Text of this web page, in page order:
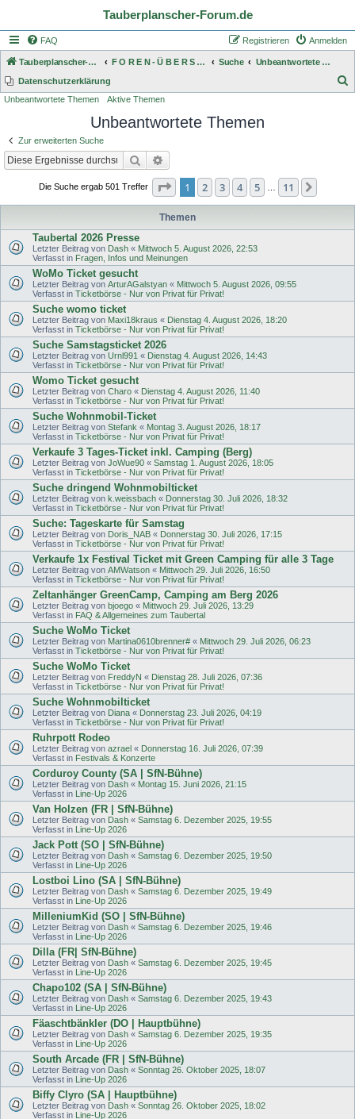
Tauberplanscher-Forum.de
FAQ Anmelden
Registrieren
Tauberplanscher-Forum.de F O R E N - Ü B E R S I C H T Suche
Unbeantwortete Themen
Datenschutzerklärung
Unbeantwortete Themen Aktive Themen
Unbeantwortete Themen
Zur erweiterten Suche
Suche
Die Suche ergab 501 Treffer Seite 1von 11
1 2 3 4 5 11
Themen
Taubertal 2026 Presse
Letzter Beitrag von Dash « Mittwoch 5. August 2026, 22:53
Verfasst in Fragen, Infos und Meinungen
WoMo Ticket gesucht
Letzter Beitrag von ArturAGalstyan « Mittwoch 5. August 2026, 09:55
Verfasst in Ticketbörse - Nur von Privat für Privat!
Suche womo ticket
Letzter Beitrag von Maxi18kraus « Dienstag 4. August 2026, 18:20
Verfasst in Ticketbörse - Nur von Privat für Privat!
Suche Samstagsticket 2026
Letzter Beitrag von Urnl991 « Dienstag 4. August 2026, 14:43
Verfasst in Ticketbörse - Nur von Privat für Privat!
Womo Ticket gesucht
Letzter Beitrag von Charo « Dienstag 4. August 2026, 11:40
Verfasst in Ticketbörse - Nur von Privat für Privat!
Suche Wohnmobil-Ticket
Letzter Beitrag von Stefank « Montag 3. August 2026, 18:17
Verfasst in Ticketbörse - Nur von Privat für Privat!
Verkaufe 3 Tages-Ticket inkl. Camping (Berg)
Letzter Beitrag von JoWue90 « Samstag 1. August 2026, 18:05
Verfasst in Ticketbörse - Nur von Privat für Privat!
Suche dringend Wohnmobilticket
Letzter Beitrag von k.weissbach « Donnerstag 30. Juli 2026, 18:32
Verfasst in Ticketbörse - Nur von Privat für Privat!
Suche: Tageskarte für Samstag
Letzter Beitrag von Doris_NAB « Donnerstag 30. Juli 2026, 17:15
Verfasst in Ticketbörse - Nur von Privat für Privat!
Verkaufe 1x Festival Ticket mit Green Camping für alle 3 Tage
Letzter Beitrag von AMWatson « Mittwoch 29. Juli 2026, 16:50
Verfasst in Ticketbörse - Nur von Privat für Privat!
Zeltanhänger GreenCamp, Camping am Berg 2026
Letzter Beitrag von bjoego « Mittwoch 29. Juli 2026, 13:29
Verfasst in FAQ & Allgemeines zum Taubertal
Suche WoMo Ticket
Letzter Beitrag von Martina0610brenner# « Mittwoch 29. Juli 2026, 06:23
Verfasst in Ticketbörse - Nur von Privat für Privat!
Suche WoMo Ticket
Letzter Beitrag von FreddyN « Dienstag 28. Juli 2026, 07:36
Verfasst in Ticketbörse - Nur von Privat für Privat!
Suche Wohnmobilticket
Letzter Beitrag von Diana « Donnerstag 23. Juli 2026, 04:19
Verfasst in Ticketbörse - Nur von Privat für Privat!
Ruhrpott Rodeo
Letzter Beitrag von azrael « Donnerstag 16. Juli 2026, 07:39
Verfasst in Festivals & Konzerte
Corduroy County (SA | SfN-Bühne)
Letzter Beitrag von Dash « Montag 15. Juni 2026, 21:15
Verfasst in Line-Up 2026
Van Holzen (FR | SfN-Bühne)
Letzter Beitrag von Dash « Samstag 6. Dezember 2025, 19:55
Verfasst in Line-Up 2026
Jack Pott (SO | SfN-Bühne)
Letzter Beitrag von Dash « Samstag 6. Dezember 2025, 19:50
Verfasst in Line-Up 2026
Lostboi Lino (SA | SfN-Bühne)
Letzter Beitrag von Dash « Samstag 6. Dezember 2025, 19:49
Verfasst in Line-Up 2026
MilleniumKid (SO | SfN-Bühne)
Letzter Beitrag von Dash « Samstag 6. Dezember 2025, 19:46
Verfasst in Line-Up 2026
Dilla (FR| SfN-Bühne)
Letzter Beitrag von Dash « Samstag 6. Dezember 2025, 19:45
Verfasst in Line-Up 2026
Chapo102 (SA | SfN-Bühne)
Letzter Beitrag von Dash « Samstag 6. Dezember 2025, 19:43
Verfasst in Line-Up 2026
Fäaschtbänkler (DO | Hauptbühne)
Letzter Beitrag von Dash « Samstag 6. Dezember 2025, 19:35
Verfasst in Line-Up 2026
South Arcade (FR | SfN-Bühne)
Letzter Beitrag von Dash « Sonntag 26. Oktober 2025, 18:07
Verfasst in Line-Up 2026
Biffy Clyro (SA | Hauptbühne)
Letzter Beitrag von Dash « Sonntag 26. Oktober 2025, 18:02
Verfasst in Line-Up 2026